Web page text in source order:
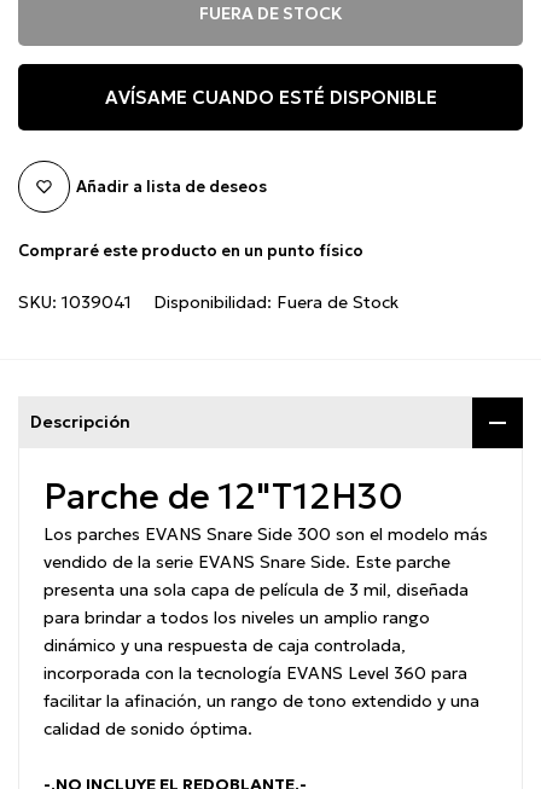
FUERA DE STOCK
AVÍSAME CUANDO ESTÉ DISPONIBLE
Añadir a lista de deseos
Compraré este producto en un punto físico
SKU: 1039041 Disponibilidad: Fuera de Stock
Descripción
Parche de 12"T12H30
Los parches EVANS Snare Side 300 son el modelo más
vendido de la serie EVANS Snare Side. Este parche
presenta una sola capa de película de 3 mil, diseñada
para brindar a todos los niveles un amplio rango
dinámico y una respuesta de caja controlada,
incorporada con la tecnología EVANS Level 360 para
facilitar la afinación, un rango de tono extendido y una
calidad de sonido óptima.
-.NO INCLUYE EL REDOBLANTE.-